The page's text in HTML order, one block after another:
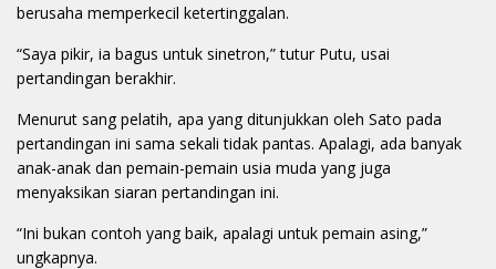
berusaha memperkecil ketertinggalan.
“Saya pikir, ia bagus untuk sinetron,” tutur Putu, usai
pertandingan berakhir.
Menurut sang pelatih, apa yang ditunjukkan oleh Sato pada
pertandingan ini sama sekali tidak pantas. Apalagi, ada banyak
anak-anak dan pemain-pemain usia muda yang juga
menyaksikan siaran pertandingan ini.
“Ini bukan contoh yang baik, apalagi untuk pemain asing,”
ungkapnya.